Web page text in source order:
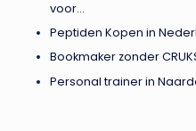
voor…
Peptiden Kopen in
Bookmaker zonder
Personal trainer in